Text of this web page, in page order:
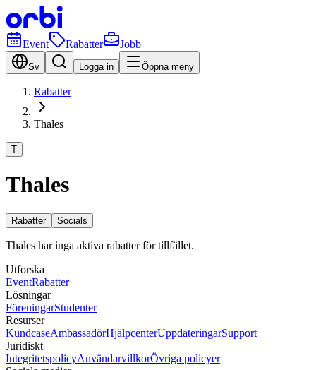
Event Rabatter Jobb
Sv Logga in Öppna meny
Rabatter
Thales
T
Thales
Rabatter Socials
Thales har inga aktiva rabatter för tillfället.
Utforska
EventRabatter
Lösningar
FöreningarStudenter
Resurser
KundcaseAmbassadörHjälpcenterUppdateringarSupport
Juridiskt
IntegritetspolicyAnvändarvillkorÖvriga policyer